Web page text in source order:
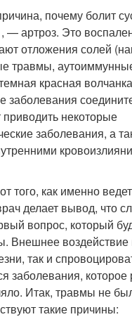
почему болит
— артроз. Это
отложения солей
травмы,
красная
заболевания
приводить некоторые
заболевания, а
того, как именно
делает вывод, что
вопрос, который
Внешнее воздействие
так и
заболевания, которое
Итак, травмы не
такие причины: